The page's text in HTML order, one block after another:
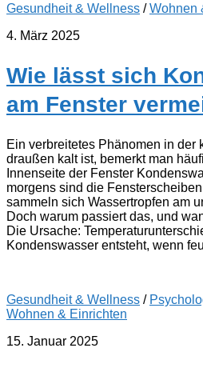
Gesundheit & Wellness /Wohnen
4. März 2025
Wie lässt sich
am Fenster
Ein verbreitetes Phänomen in der
draußen kalt ist, bemerkt man
Innenseite der Fenster
morgens sind die
sammeln sich Wassertropfen am
Doch warum passiert das, und
Die Ursache:
Kondenswasser entsteht, wenn
Gesundheit & Wellness /
Wohnen & Einrichten
15. Januar 2025